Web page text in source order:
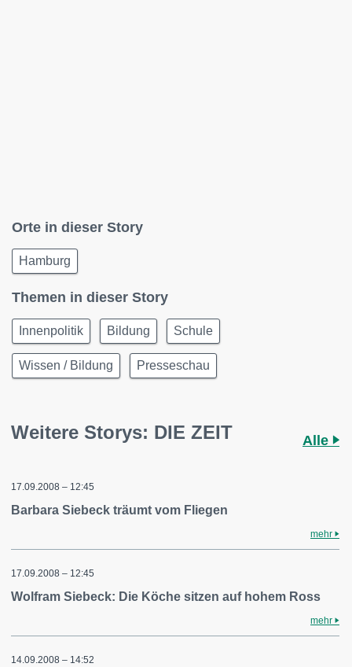
Orte in dieser Story
Hamburg
Themen in dieser Story
Innenpolitik Bildung Schule
Wissen / Bildung Presseschau
Weitere Storys: DIE ZEIT Alle
17.09.2008 – 12:45
Barbara Siebeck träumt vom Fliegen
mehr
17.09.2008 – 12:45
Wolfram Siebeck: Die Köche sitzen auf hohem Ross
mehr
14.09.2008 – 14:52